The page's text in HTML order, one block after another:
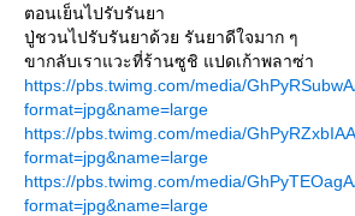
ตอนเย็นไปรับรันยา
ปู่ชวนไปรับรันยาด้วย รันยาดีใจมาก ๆ
ขากลับเราแวะที่ร้านซูชิ แปดเก้าพลาซ่า
https://pbs.twimg.com/media/
format=jpg&name=large
https://pbs.twimg.com/media/
format=jpg&name=large
https://pbs.twimg.com/media/
format=jpg&name=large